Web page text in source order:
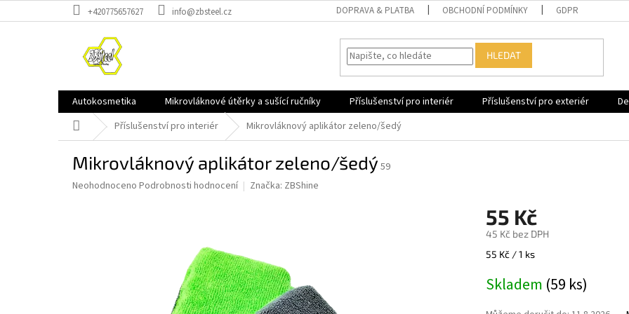
na
+420775657627 info@zbsteel.cz DOPRAVA & PLATBA OBCHODNÍ PODMÍNKY GDPR
HLEDAT
Autokosmetika Mikrovláknové útěrky a sušící ručníky Příslušenství pro interiér Příslušenství pro exteriér
Domů Příslušenství pro interiér Mikrovláknový aplikátor zeleno/šedý
Mikrovláknový aplikátor zeleno/šedý 59
Průměrné
Neohodnoceno Podrobnosti hodnocení Značka: ZBShine
55 Kč
45 Kč bez DPH
Měrná
55 Kč / 1 ks
Skladem (59 ks)